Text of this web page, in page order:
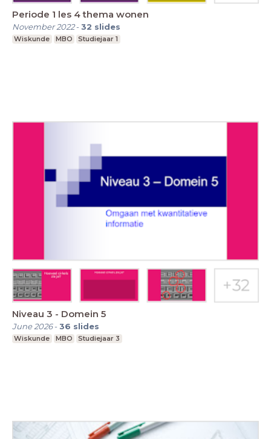
Periode 1 les 4 thema wonen
November 2022-32 slides
Wiskunde MBO Studiejaar 1
Niveau 3 - Domein 5
June 2026-36 slides
Wiskunde MBO Studiejaar 3